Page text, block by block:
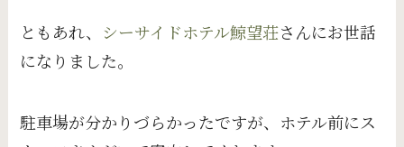
ともあれ、 シーサイドホテル鯨望荘さんにお世話
になりました。
駐車場が分かりづらかったですが、ホテル前にス